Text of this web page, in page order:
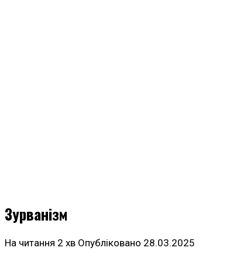
Зурванізм
На читання 2 хв Опубліковано 28.03.2025